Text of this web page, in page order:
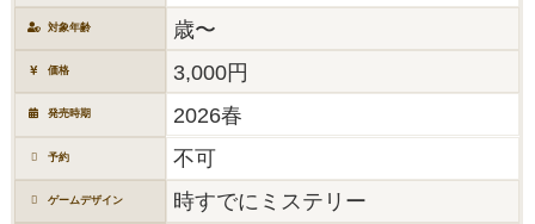
対象年齢 歳〜
価格 3,000円
発売時期 2026春
予約 不可
ゲームデザイン 時すでにミステリー